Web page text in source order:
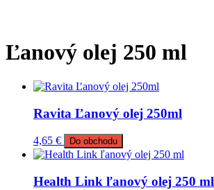
Ľanový olej 250 ml
Ravita Ľanový olej 250ml
4,65 € Do obchodu
Health Link ľanový olej 250 ml